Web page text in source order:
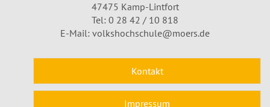
47475 Kamp-Lintfort
Tel: 0 28 42 / 10 818
E-Mail: volkshochschule@moers.de
Kontakt
Impressum